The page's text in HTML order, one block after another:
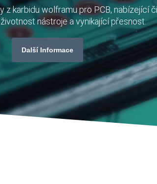
z karbidu wolframu pro PCB, nabízející
nástroje a vynikající přesnost.
Další Informace